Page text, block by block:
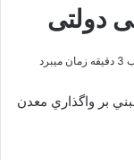
بر واگذاري معدن